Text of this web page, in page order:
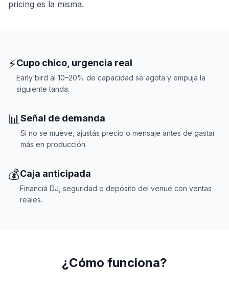
pricing es la misma.
⚡Cupo chico, urgencia real
Early bird al 10–20% de capacidad se agota y empuja la
siguiente tanda.
📊Señal de demanda
Si no se mueve, ajustás precio o mensaje antes de gastar
más en producción.
💰Caja anticipada
Financiá DJ, seguridad o depósito del venue con ventas
reales.
¿Cómo funciona?